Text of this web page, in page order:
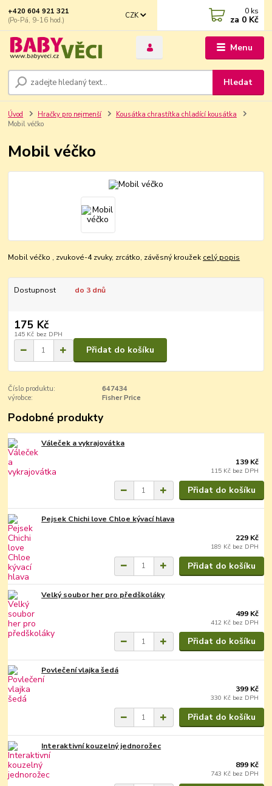
Menu
CZK
Hledat
+420 604 921 321
(Po-Pá, 9-16 hod.)
0 ks
za 0 Kč
Úvod Hračky pro nejmenší
Kousátka chrastítka chladící kousátka
Mobil véčko
Mobil véčko
Mobil véčko , zvukové-4 zvuky, zrcátko, závěsný kroužek celý popis
Dostupnost do 3 dnů
175 Kč
145 Kč bez DPH
Přidat do košíku
Číslo produktu:
647434
výrobce:
Fisher Price
Podobné produkty
Váleček a vykrajovátka
139 Kč
115 Kč bez DPH
Přidat do košíku
Pejsek Chichi love Chloe kývací hlava
229 Kč
189 Kč bez DPH
Přidat do košíku
Velký soubor her pro předškoláky
499 Kč
412 Kč bez DPH
Přidat do košíku
Povlečení vlajka šedá
399 Kč
330 Kč bez DPH
Přidat do košíku
Interaktivní kouzelný jednorožec
899 Kč
743 Kč bez DPH